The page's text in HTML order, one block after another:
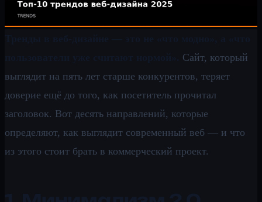
Сайт, который
выглядит на пять лет старше конкурентов, теряет
доверие ещё до того, как посетитель прочитал
заголовок. Вот десять направлений, которые
определяют, как выглядит современный веб — и что
из этого стоит брать в коммерческий проект.